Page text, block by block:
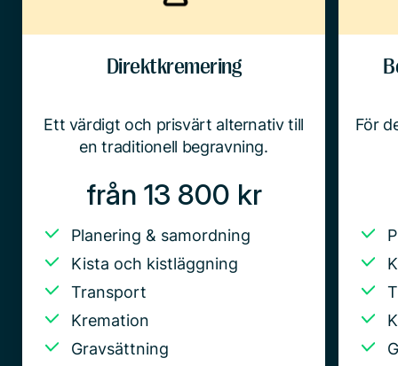
Direktkremering
Ett värdigt och prisvärt alternativ till
en traditionell begravning.
från 13 800 kr
Planering & samordning
Kista och kistläggning
Transport
Kremation
Gravsättning
För